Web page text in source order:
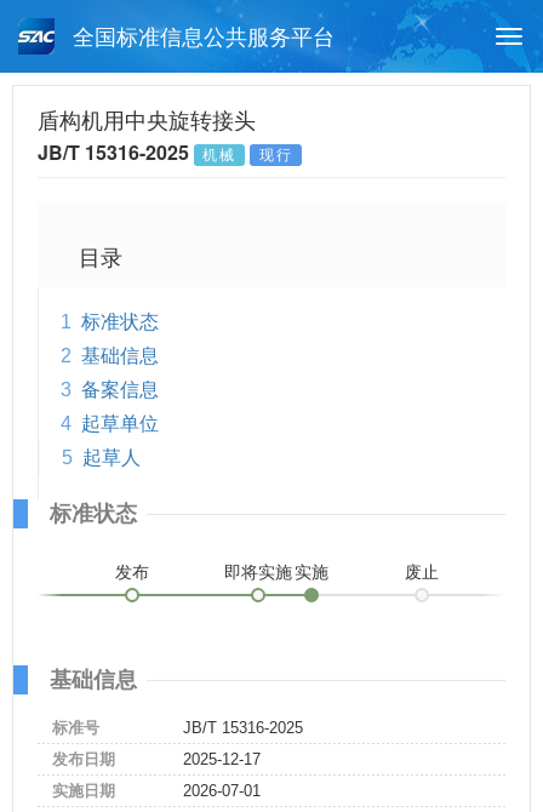
全国标准信息公共服务平台
月报查询 标准公告查询
盾构机用中央旋转接头
JB/T 15316-2025 机械 现行
目录
1 标准状态
2 基础信息
3 备案信息
4 起草单位
5 起草人
标准状态
发布 即将实施实施 废止
基础信息
标准号
JB/T 15316-2025
发布日期
2025-12-17
实施日期
2026-07-01